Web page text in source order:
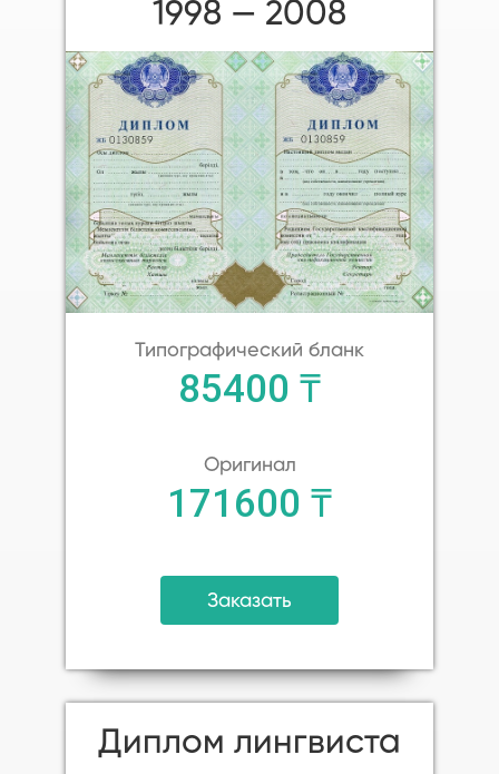
1998 — 2008
Типографический бланк
85400 ₸
Оригинал
171600 ₸
Заказать
Диплом лингвиста